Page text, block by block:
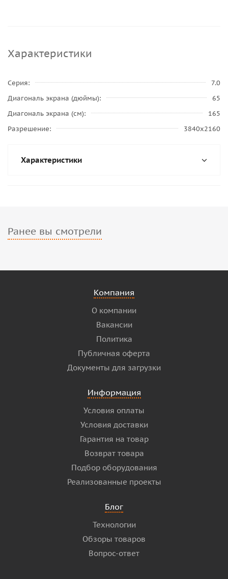
Характеристики
Серия
7.0
Диагональ экрана (дюймы)
65
Диагональ экрана (см)
165
Разрешение
3840x2160
Характеристики
Ранее вы смотрели
Компания
О компании
Вакансии
Политика
Публичная оферта
Документы для загрузки
Информация
Условия оплаты
Условия доставки
Гарантия на товар
Возврат товара
Подбор оборудования
Реализованные проекты
Блог
Технологии
Обзоры товаров
Вопрос-ответ